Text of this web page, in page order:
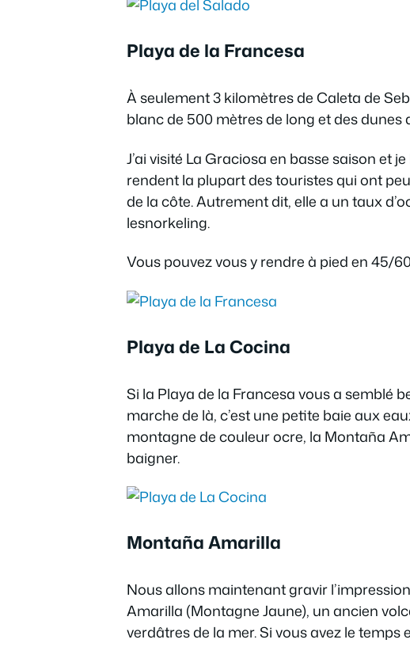
Playa de la Francesa
À seulement 3 kilomètres de Caleta de
blanc de 500 mètres de long et des
J’ai visité La Graciosa en basse saison et
rendent la plupart des touristes qui ont
de la côte. Autrement dit, elle a un taux
lesnorkeling.
Vous pouvez vous y rendre à pied en 45/
Playa de La Cocina
Si la Playa de la Francesa vous a semblé
marche de là, c’est une petite baie aux
montagne de couleur ocre, la Montaña
baigner.
Montaña Amarilla
Nous allons maintenant gravir
Amarilla (Montagne Jaune), un ancien
verdâtres de la mer. Si vous avez le temps